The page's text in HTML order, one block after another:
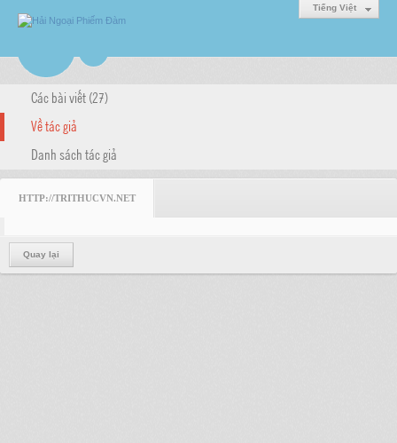
Tiếng Việt
Các bài viết (27)
Về tác giả
Danh sách tác giả
HTTP://TRITHUCVN.NET
Quay lại